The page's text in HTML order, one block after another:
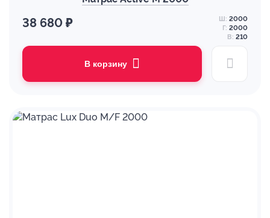
38 680 ₽ Ш: 2000
Г: 2000
В: 210
В корзину